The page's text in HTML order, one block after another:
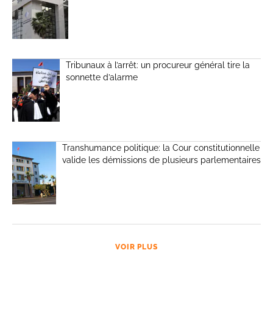
Tribunaux à l’arrêt: un procureur général tire la
sonnette d’alarme
Transhumance politique: la Cour constitutionnelle
valide les démissions de plusieurs parlementaires
VOIR PLUS